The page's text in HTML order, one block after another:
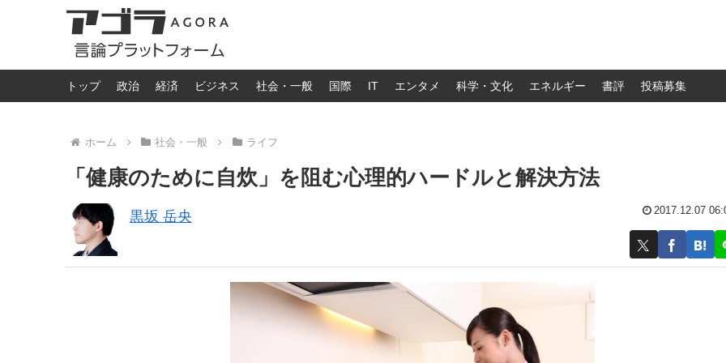
トップ 政治 経済 ビジネス 社会・一般 国際 IT エンタメ 科学・文化 エネルギー 書評 投稿募集
ホーム 社会・一般 ライフ
「健康のために自炊」を阻む心理的ハードルと解決方法
黒坂 岳央 2017.12.07